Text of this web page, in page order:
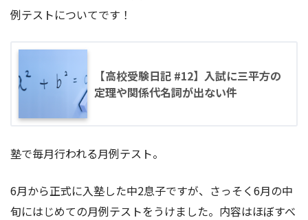
例テストについてです！
【高校受験日記 #12】入試に三平方の
定理や関係代名詞が出ない件
塾で毎月行われる月例テスト。
6月から正式に入塾した中2息子ですが、さっそく6月の中
旬にはじめての月例テストをうけました。内容はほぼすべ